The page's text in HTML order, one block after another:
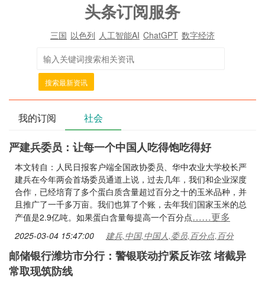
头条订阅服务
三国 以色列 人工智能AI ChatGPT 数字经济
搜索最新资讯
我的订阅 社会
严建兵委员：让每一个中国人吃得饱吃得好
本文转自：人民日报客户端全国政协委员、华中农业大学校长严
建兵在今年两会首场委员通道上说，过去几年，我们和企业深度
合作，已经培育了多个蛋白质含量超过百分之十的玉米品种，并
且推广了一千多万亩。我们也算了个账，去年我们国家玉米的总
产值是2.9亿吨。如果蛋白含量每提高一个百分点……更多
2025-03-04 15:47:00 建兵,中国,中国人,委员,百分点,百分
邮储银行潍坊市分行：警银联动拧紧反诈弦 堵截异
常取现筑防线